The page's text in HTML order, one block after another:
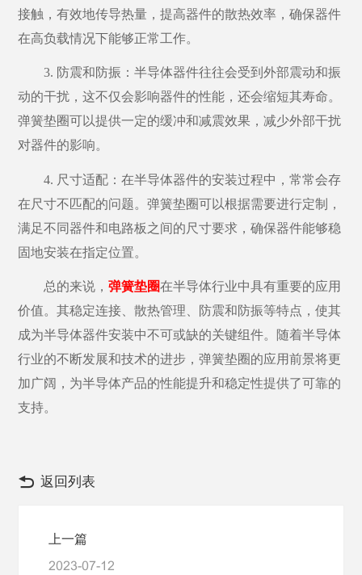
接触，有效地传导热量，提高器件的散热效率，确保器件
在高负载情况下能够正常工作。
3. 防震和防振：半导体器件往往会受到外部震动和振
动的干扰，这不仅会影响器件的性能，还会缩短其寿命。
弹簧垫圈可以提供一定的缓冲和减震效果，减少外部干扰
对器件的影响。
4. 尺寸适配：在半导体器件的安装过程中，常常会存
在尺寸不匹配的问题。弹簧垫圈可以根据需要进行定制，
满足不同器件和电路板之间的尺寸要求，确保器件能够稳
固地安装在指定位置。
总的来说，弹簧垫圈在半导体行业中具有重要的应用
价值。其稳定连接、散热管理、防震和防振等特点，使其
成为半导体器件安装中不可或缺的关键组件。随着半导体
行业的不断发展和技术的进步，弹簧垫圈的应用前景将更
加广阔，为半导体产品的性能提升和稳定性提供了可靠的
支持。
返回列表
上一篇
2023-07-12